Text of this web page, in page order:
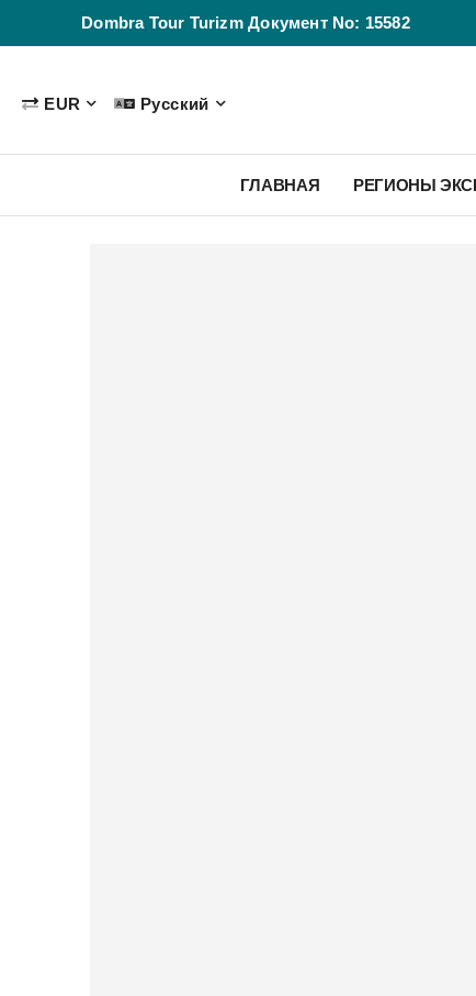
Dombra Tour Turizm Документ No: 15582
EUR Русский
ГЛАВНАЯ РЕГИОНЫ